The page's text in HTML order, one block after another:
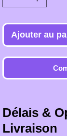
Ajouter au
Délais &
Livraison